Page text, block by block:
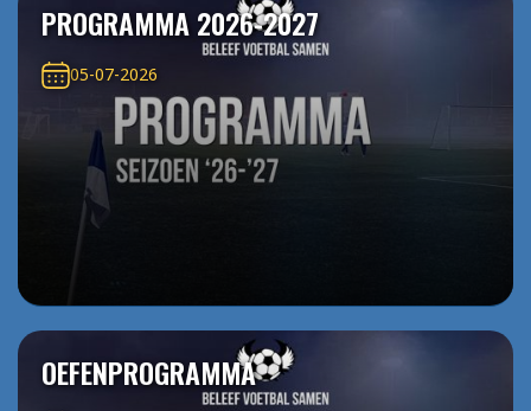
PROGRAMMA 2026-2027
05-07-2026
OEFENPROGRAMMA